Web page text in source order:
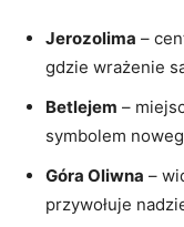
Jerozolima –
gdzie wrażenie
Betlejem –
symbolem
Góra Oliwna –
przywołuje